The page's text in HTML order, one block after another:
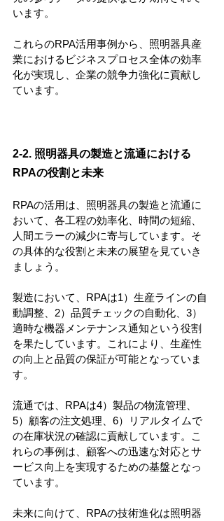
います。
これらのRPA活用事例から、照明器具産
業におけるビジネスプロセス全体の効率
化が実現し、企業の競争力強化に貢献し
ています。
2-2. 照明器具の製造と流通における
RPAの役割と未来
RPAの活用は、照明器具の製造と流通に
おいて、各工程の効率化、時間の短縮、
人間エラーの減少に寄与しています。そ
の具体的な役割と未来の展望を見ていき
ましょう。
製造において、RPAは1）生産ラインの自
動調整、2）品質チェックの自動化、3）
適時な機器メンテナンス通知という役割
を果たしています。これにより、生産性
の向上と品質の保証が可能となっていま
す。
流通では、RPAは4）製品の物流管理、
5）顧客の注文処理、6）リアルタイムで
の在庫状況の確認に貢献しています。こ
れらの事例は、顧客への迅速な対応とサ
ービス向上を実現するための基盤となっ
ています。
未来に向けて、RPAの技術進化は照明器